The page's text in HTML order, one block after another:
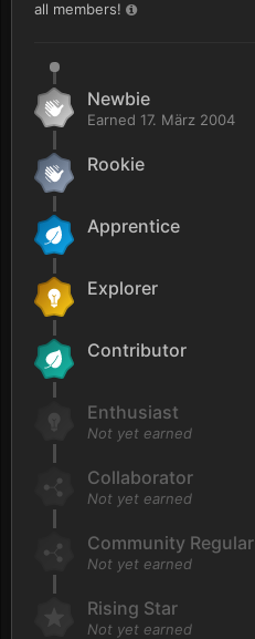
all members!
Newbie
Earned 17. März 2004
Rookie
Apprentice
Explorer
Contributor
Enthusiast
Not yet earned
Collaborator
Not yet earned
Community Regular
Not yet earned
Rising Star
Not yet earned